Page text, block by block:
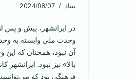
بنیاد 2024/08/07
در ایرانشهر، پیش و پس
وحدت ملی وابسته به
آن نبود، همچنان که این
بالا» نیز نبود. ایرانشهر
فرهنگی بود که